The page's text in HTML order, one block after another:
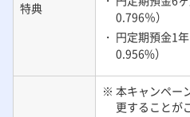
特典
0.796％）
・ 円定期預金1
0.956%）
※ 本キャンペー
更することが